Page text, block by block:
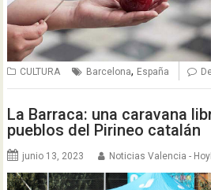
CULTURA Barcelona, España
La Barraca: una caravana
pueblos del Pirineo catalán
junio 13, 2023 Noticias Valencia -